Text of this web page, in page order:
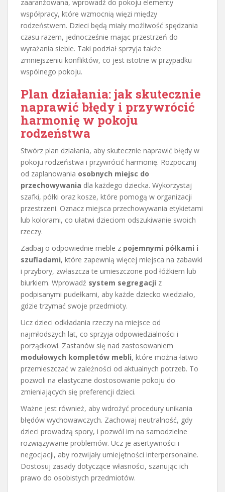
zaaranżowana, wprowadź do pokoju elementy
współpracy, które wzmocnią więzi między
rodzeństwem. Dzieci będą miały możliwość spędzania
czasu razem, jednocześnie mając przestrzeń do
wyrażania siebie. Taki podział sprzyja także
zmniejszeniu konfliktów, co jest istotne w przypadku
wspólnego pokoju.
Plan działania: jak skutecznie
naprawić błędy i przywrócić
harmonię w pokoju
rodzeństwa
Stwórz plan działania, aby skutecznie naprawić błędy w
pokoju rodzeństwa i przywrócić harmonię. Rozpocznij
od zaplanowania osobnych miejsc do
przechowywania dla każdego dziecka. Wykorzystaj
szafki, półki oraz kosze, które pomogą w organizacji
przestrzeni. Oznacz miejsca przechowywania etykietami
lub kolorami, co ułatwi dzieciom odszukiwanie swoich
rzeczy.
Zadbaj o odpowiednie meble z pojemnymi półkami i
szufladami, które zapewnią więcej miejsca na zabawki
i przybory, zwłaszcza te umieszczone pod łóżkiem lub
biurkiem. Wprowadź system segregacji z
podpisanymi pudełkami, aby każde dziecko wiedziało,
gdzie trzymać swoje przedmioty.
Ucz dzieci odkładania rzeczy na miejsce od
najmłodszych lat, co sprzyja odpowiedzialności i
porządkowi. Zastanów się nad zastosowaniem
modułowych kompletów mebli, które można łatwo
przemieszczać w zależności od aktualnych potrzeb. To
pozwoli na elastyczne dostosowanie pokoju do
zmieniających się preferencji dzieci.
Ważne jest również, aby wdrożyć procedury unikania
błędów wychowawczych. Zachowaj neutralność, gdy
dzieci prowadzą spory, i pozwól im na samodzielne
rozwiązywanie problemów. Ucz je asertywności i
negocjacji, aby rozwijały umiejętności interpersonalne.
Dostosuj zasady dotyczące własności, szanując ich
prawo do osobistych przedmiotów.